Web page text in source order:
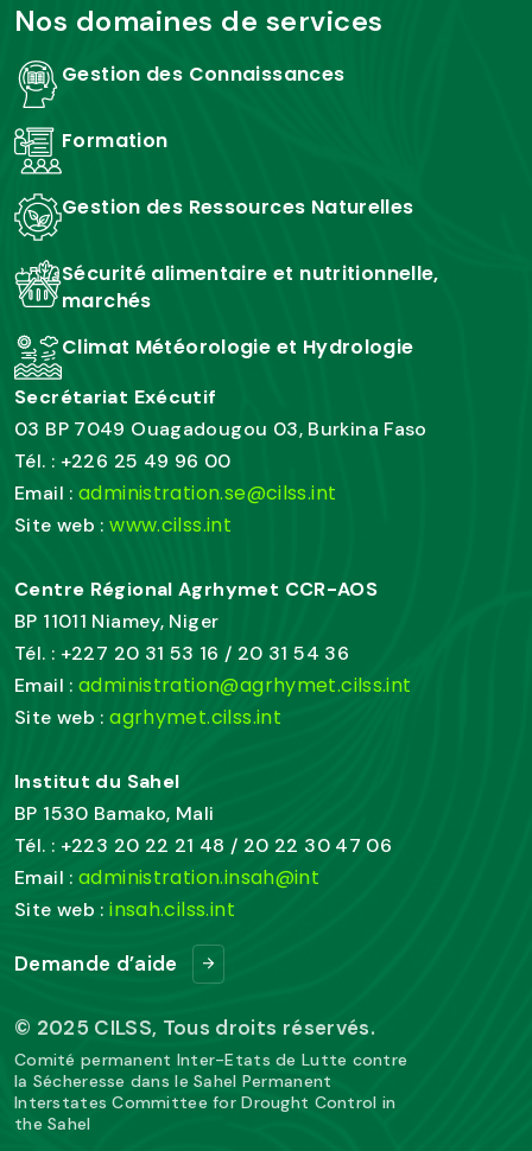
Nos domaines de services
Gestion des Connaissances
Formation
Gestion des Ressources Naturelles
Sécurité alimentaire et nutritionnelle,
marchés
Climat Météorologie et Hydrologie
Secrétariat Exécutif
03 BP 7049 Ouagadougou 03, Burkina Faso
Tél. : +226 25 49 96 00
Email :administration.se@cilss.int
Site web :www.cilss.int
Centre Régional Agrhymet CCR-AOS
BP 11011 Niamey, Niger
Tél. : +227 20 31 53 16 / 20 31 54 36
Email :administration@agrhymet.cilss.int
Site web :agrhymet.cilss.int
Institut du Sahel
BP 1530 Bamako, Mali
Tél. : +223 20 22 21 48 / 20 22 30 47 06
Email :administration.insah@int
Site web :insah.cilss.int
Demande d’aide
© 2025 CILSS, Tous droits réservés.
Comité permanent Inter-Etats de Lutte contre
la Sécheresse dans le Sahel Permanent
Interstates Committee for Drought Control in
the Sahel